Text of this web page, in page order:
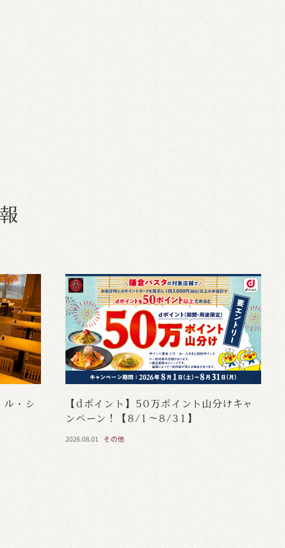
報
・シ
【dポイント】50万ポイント山分けキャ
ンペーン！【8/1～8/31】
2026.08.01 その他